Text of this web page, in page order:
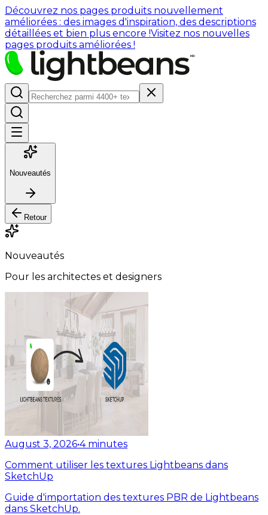
Découvrez nos pages produits nouvellement
améliorées : des images d'inspiration, des descriptions
détaillées et bien plus encore !Visitez nos nouvelles
pages produits améliorées !
Nouveautés
Retour
Nouveautés
Pour les architectes et designers
August 3, 2026•4 minutes
Comment utiliser les textures Lightbeans dans
SketchUp
Guide d'importation des textures PBR de Lightbeans
dans SketchUp.